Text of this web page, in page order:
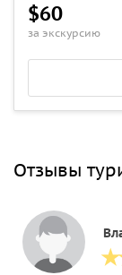
$60
за экскурсию
Отзывы